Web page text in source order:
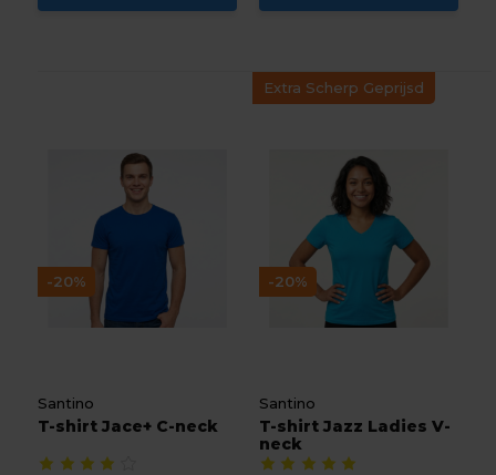
-20%
Santino
T-shirt Jace+ C-neck
-20%
Santino
T-shirt Jazz Ladies V-
neck
Extra Scherp Geprijsd